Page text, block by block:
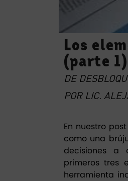
Los
(parte 1)
DE
POR LIC.
En nuestro
como una
decisiones a
primeros tres
herramienta